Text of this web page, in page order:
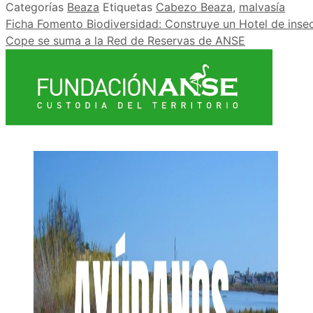
Categorías Beaza Etiquetas Cabezo Beaza, malvasía
Ficha Fomento Biodiversidad: Construye un Hotel de
Cope se suma a la Red de Reservas de ANSE